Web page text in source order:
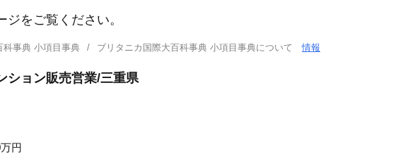
ジをご覧ください。
科事典 小項目事典 ブリタニカ国際大百科事典 小項目事典について情報
ション販売営業/三重県
円